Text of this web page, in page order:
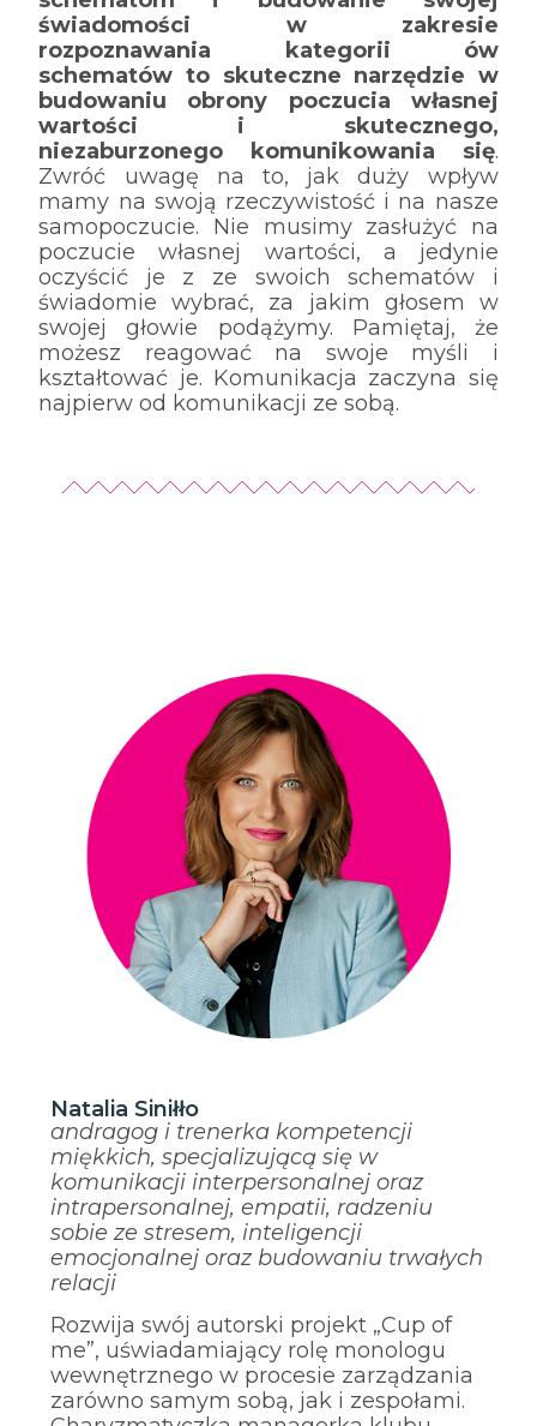
świadomości w zakresie
rozpoznawania kategorii ów
schematów to skuteczne narzędzie w
budowaniu obrony poczucia własnej
wartości i skutecznego,
niezaburzonego komunikowania się.
Zwróć uwagę na to, jak duży wpływ
mamy na swoją rzeczywistość i na nasze
samopoczucie. Nie musimy zasłużyć na
poczucie własnej wartości, a jedynie
oczyścić je z ze swoich schematów i
świadomie wybrać, za jakim głosem w
swojej głowie podążymy. Pamiętaj, że
możesz reagować na swoje myśli i
kształtować je. Komunikacja zaczyna się
najpierw od komunikacji ze sobą.
Natalia Siniłło
andragog i trenerka kompetencji
miękkich, specjalizującą się w
komunikacji interpersonalnej oraz
intrapersonalnej, empatii, radzeniu
sobie ze stresem, inteligencji
emocjonalnej oraz budowaniu trwałych
relacji
Rozwija swój autorski projekt „Cup of
me”, uświadamiający rolę monologu
wewnętrznego w procesie zarządzania
zarówno samym sobą, jak i zespołami.